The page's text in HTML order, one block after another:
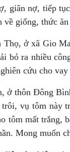
giãn nợ, tiếp
về giống, thức
Thọ, ở xã Gio
bỏ ra nhiều
cứu cho
ở thôn Đông
vụ tôm này
tôm mất trắng,
Mong muốn